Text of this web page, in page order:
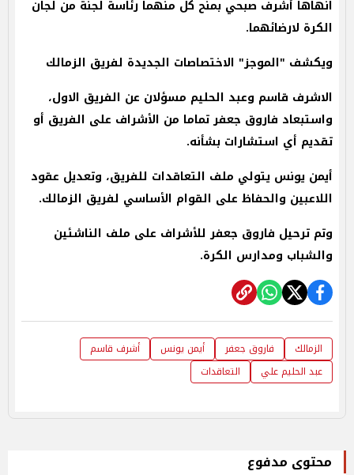
انهاها أشرف صبحي بمنح كل منهما رئاسة لجنة من لجان
الكرة لارضائهما.
ويكشف "الموجز" الاختصاصات الجديدة لفريق الزمالك
الاشرف قاسم وعبد الحليم مسؤلان عن الفريق الاول،
واستبعاد فاروق جعفر تماما من الأشراف على الفريق أو
تقديم أي استشارات بشأنه.
أيمن يونس يتولي ملف التعاقدات للفريق، وتعديل عقود
اللاعبين والحفاظ على القوام الأساسي لفريق الزمالك.
وتم ترحيل فاروق جعفر للأشراف على ملف الناشئين
والشباب ومدارس الكرة.
الزمالك فاروق جعفر أيمن يونس
أشرف قاسم
عبد الحليم علي
التعاقدات
محتوى مدفوع